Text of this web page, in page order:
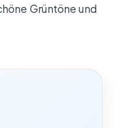
Grüntöne und